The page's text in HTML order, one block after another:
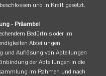
und in Kraft gesetzt.
- Präambel
Bedürfnis oder im
Abteilungen
und Auflösung von Abteilungen
der Abteilungen in die
im Rahmen und nach